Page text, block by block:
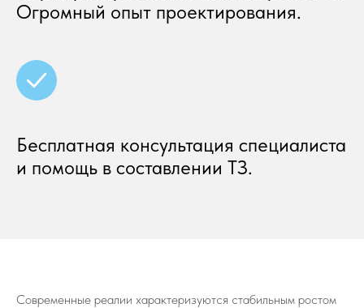
Огромный опыт проектирования.
Бесплатная консультация специалиста
и помощь в составлении ТЗ.
Современные реалии характеризуются стабильным ростом